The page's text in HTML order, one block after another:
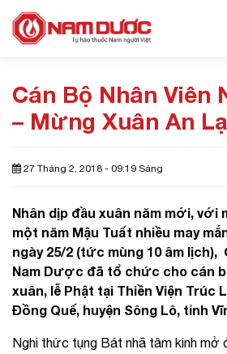
Cán Bộ Nhân Viên
– Mừng Xuân An
27 Tháng 2, 2018 - 09:19 Sáng
Nhân dịp đầu xuân năm mới, với
một năm Mậu Tuất nhiều may
ngày 25/2 (tức mùng 10 âm lịch),
Nam Dược đã tổ chức cho cán
xuân, lễ Phật tại Thiền Viện Trúc
Đồng Quế, huyện Sông Lô, tỉnh
Nghi thức tụng Bát nhã tâm kinh mở